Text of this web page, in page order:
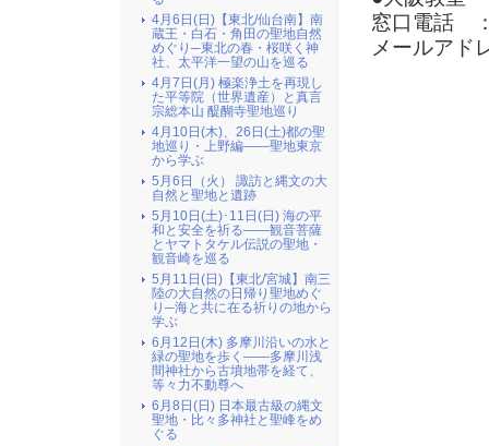
窓口電話
メールアド
4月6日(日)【東北/仙台南】南
蔵王・白石・角田の聖地自然
めぐり─東北の春・桜咲く神
社、太平洋一望の山を巡る
4月7日(月) 極楽浄土を再現し
た平等院（世界遺産）と真言
宗総本山 醍醐寺聖地巡り
4月10日(木)、26日(土)都の聖
地巡り・上野編――聖地東京
から学ぶ
5月6日（火） 諏訪と縄文の大
自然と聖地と遺跡
5月10日(土)･11日(日) 海の平
和と安全を祈る――観音菩薩
とヤマトタケル伝説の聖地・
観音崎を巡る
5月11日(日)【東北/宮城】南三
陸の大自然の日帰り聖地めぐ
り─海と共に在る祈りの地から
学ぶ
6月12日(木) 多摩川沿いの水と
緑の聖地を歩く――多摩川浅
間神社から古墳地帯を経て、
等々力不動尊へ
6月8日(日) 日本最古級の縄文
聖地・比々多神社と聖峰をめ
ぐる